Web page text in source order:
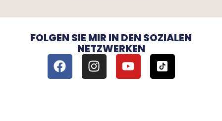
FOLGEN SIE MIR IN DEN SOZIALEN
NETZWERKEN